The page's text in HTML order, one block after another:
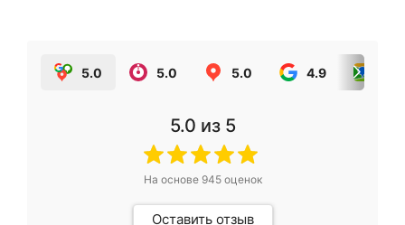
5.0 5.0 5.0 4.9
5.0 из 5
На основе 945оценок
Оставить отзыв